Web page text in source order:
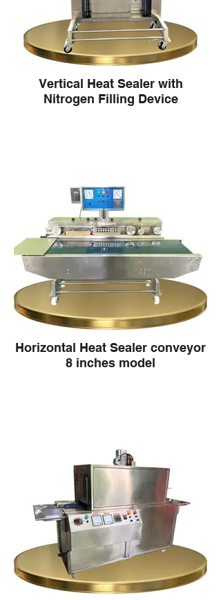
Vertical Heat Sealer with
Nitrogen Filling Device
Horizontal Heat Sealer conveyor
8 inches model